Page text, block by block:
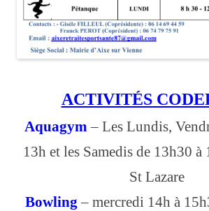
ACTIVITÉS
Aquagym – Les Lundis,
13h et les Samedis de 13h30
St Lazare
Bowling – mercredi 14h à